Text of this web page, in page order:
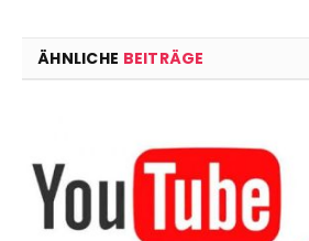
ÄHNLICHE BEITRÄGE